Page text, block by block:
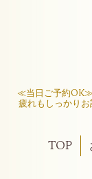
≪当日ご予約OK≫
疲れもしっかり
TOP